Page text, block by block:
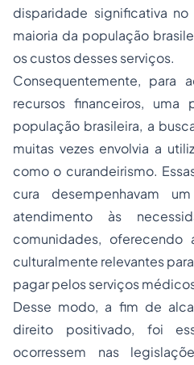
disparidade significativa
maioria da população
os custos desses serviços.
Consequentemente, para
recursos financeiros, uma
população brasileira, a
muitas vezes envolvia a
como o curandeirismo.
cura desempenhavam
atendimento às
comunidades, oferecendo
culturalmente relevantes
pagar pelos serviços
Desse modo, a fim de
direito positivado, foi
ocorressem nas